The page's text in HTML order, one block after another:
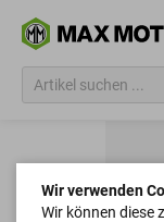
Wir verwenden
Wir können diese